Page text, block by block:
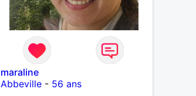
maraline
Abbeville- 56 ans